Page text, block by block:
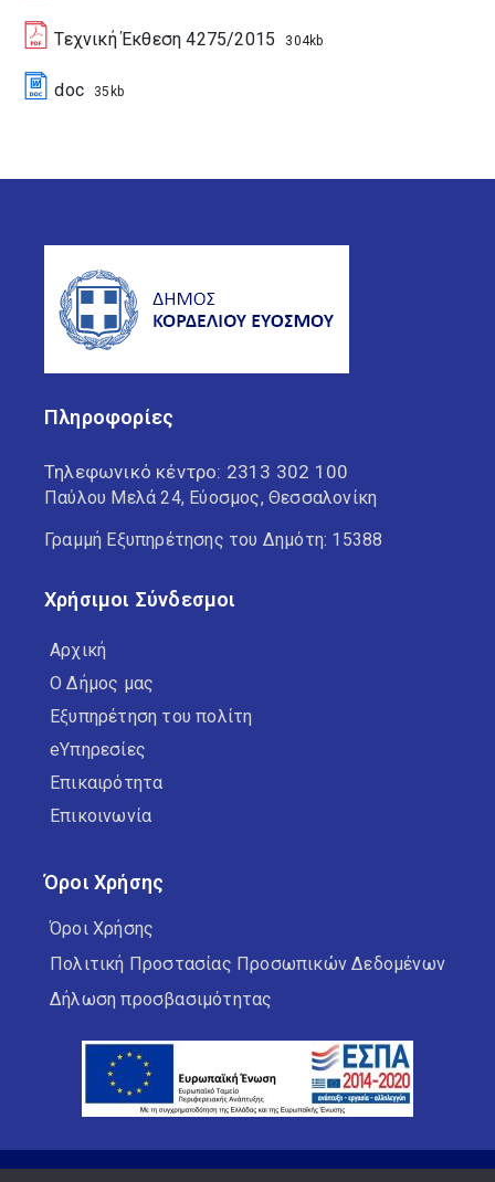
Τεχνική Έκθεση 4275/2015 304kb
doc 35kb
Πληροφορίες
Τηλεφωνικό κέντρο: 2313 302 100
Παύλου Μελά 24, Εύοσμος, Θεσσαλονίκη
Γραμμή Εξυπηρέτησης του Δημότη: 15388
Χρήσιμοι Σύνδεσμοι
Αρχική
Ο Δήμος μας
Εξυπηρέτηση του πολίτη
eΥπηρεσίες
Επικαιρότητα
Επικοινωνία
Όροι Χρήσης
Όροι Χρήσης
Πολιτική Προστασίας Προσωπικών Δεδομένων
Δήλωση προσβασιμότητας